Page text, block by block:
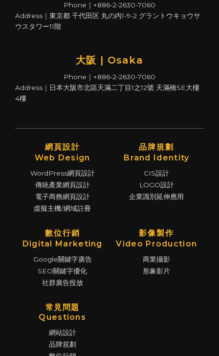
Phone｜+886-2-2630-7060
Address｜東京都 千代田区 丸の内1-9-2 グラントウキョウサ
ウスタワー11階
大阪 | Osaka
Phone｜+886-2-2630-7060
Address｜日本大阪市北區天滿二丁目1之12號 天滿橋SE大樓
4樓
網頁設計
Web Design
WordPress網頁設計
傳統產業網頁設計
電子商務網頁設計
虛擬主機/網域註冊
品牌規劃
Brand Identity
CIS設計
LOGO設計
企業識別延伸應用
數位行銷
Digital Marketing
Google關鍵字廣告
SEO關鍵字優化
社群廣告投放
影像製作
Video Production
商業攝影
形象影片
常見問題
Questions
網站設計
品牌規劃